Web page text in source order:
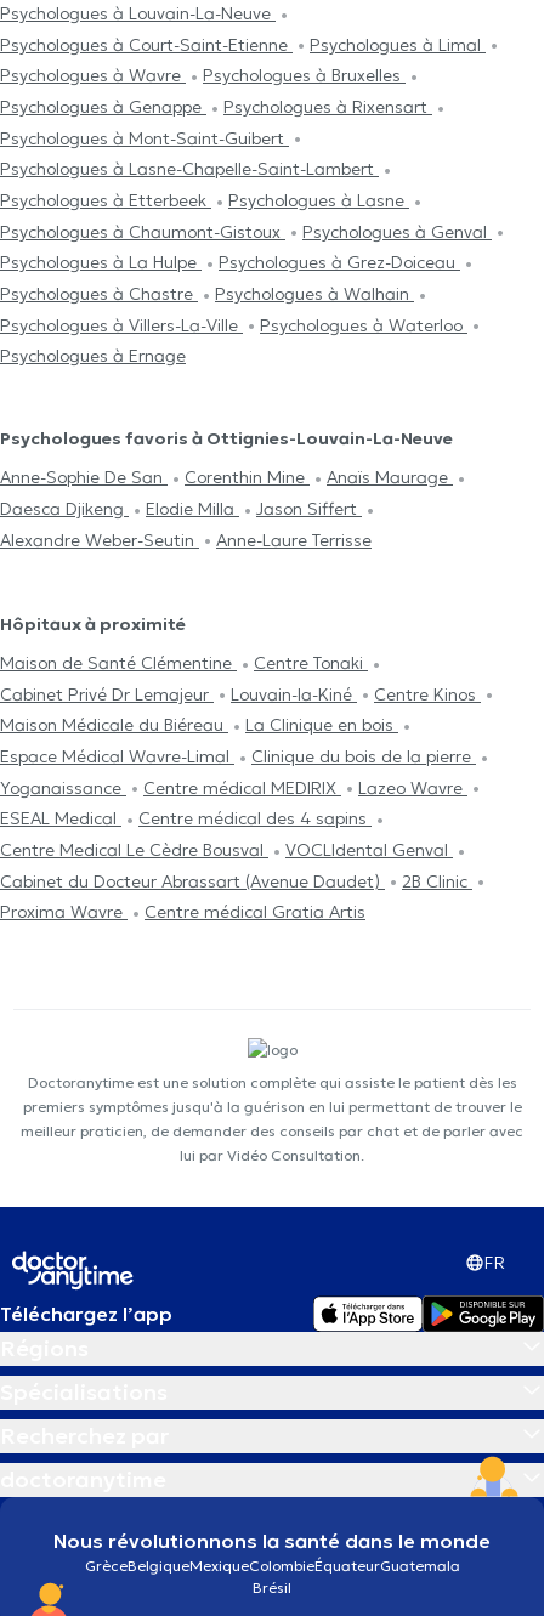
Psychologues à Louvain-La-Neuve
Psychologues à Court-Saint-Etienne
Psychologues à Limal
Psychologues à Wavre
Psychologues à Bruxelles
Psychologues à Genappe
Psychologues à Rixensart
Psychologues à Mont-Saint-Guibert
Psychologues à Lasne-Chapelle-Saint-Lambert
Psychologues à Etterbeek
Psychologues à Lasne
Psychologues à Chaumont-Gistoux
Psychologues à Genval
Psychologues à La Hulpe
Psychologues à Grez-Doiceau
Psychologues à Chastre
Psychologues à Walhain
Psychologues à Villers-La-Ville
Psychologues à Waterloo
Psychologues à Ernage
Psychologues favoris à Ottignies-Louvain-La-Neuve
Anne-Sophie De San
Corenthin Mine
Anaïs Maurage
Daesca Djikeng
Elodie Milla
Jason Siffert
Alexandre Weber-Seutin
Anne-Laure Terrisse
Hôpitaux à proximité
Maison de Santé Clémentine
Centre Tonaki
Cabinet Privé Dr Lemajeur
Louvain-la-Kiné
Centre Kinos
Maison Médicale du Biéreau
La Clinique en bois
Espace Médical Wavre-Limal
Clinique du bois de la pierre
Yoganaissance
Centre médical MEDIRIX
Lazeo Wavre
ESEAL Medical
Centre médical des 4 sapins
Centre Medical Le Cèdre Bousval
VOCLIdental Genval
Cabinet du Docteur Abrassart (Avenue Daudet)
2B Clinic
Proxima Wavre
Centre médical Gratia Artis
Doctoranytime est une solution complète qui assiste le patient dès les
premiers symptômes jusqu'à la guérison en lui permettant de trouver le
meilleur praticien, de demander des conseils par chat et de parler avec
lui par Vidéo Consultation.
FR
Téléchargez l’app
Nous révolutionnons la santé dans le monde
GrèceBelgiqueMexiqueColombieÉquateurGuatemala
Brésil